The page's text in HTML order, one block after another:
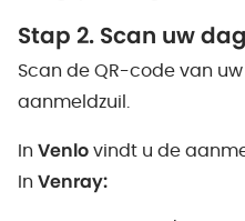
Stap 2. Scan uw
Scan de QR-code van
aanmeldzuil.
In Venlo vindt u de
In Venray: